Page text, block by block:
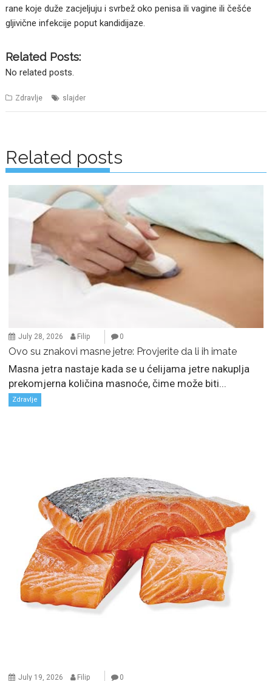
rane koje duže zacjeljuju i svrbež oko penisa ili vagine ili češće
gljivične infekcije poput kandidijaze.
Related Posts:
No related posts.
Zdravlje slajder
navigation
Related posts
July 28, 2026 Filip 0
Ovo su znakovi masne jetre: Provjerite da li ih imate
Masna jetra nastaje kada se u ćelijama jetre nakuplja
prekomjerna količina masnoće, čime može biti...
Zdravlje
July 19, 2026 Filip 0